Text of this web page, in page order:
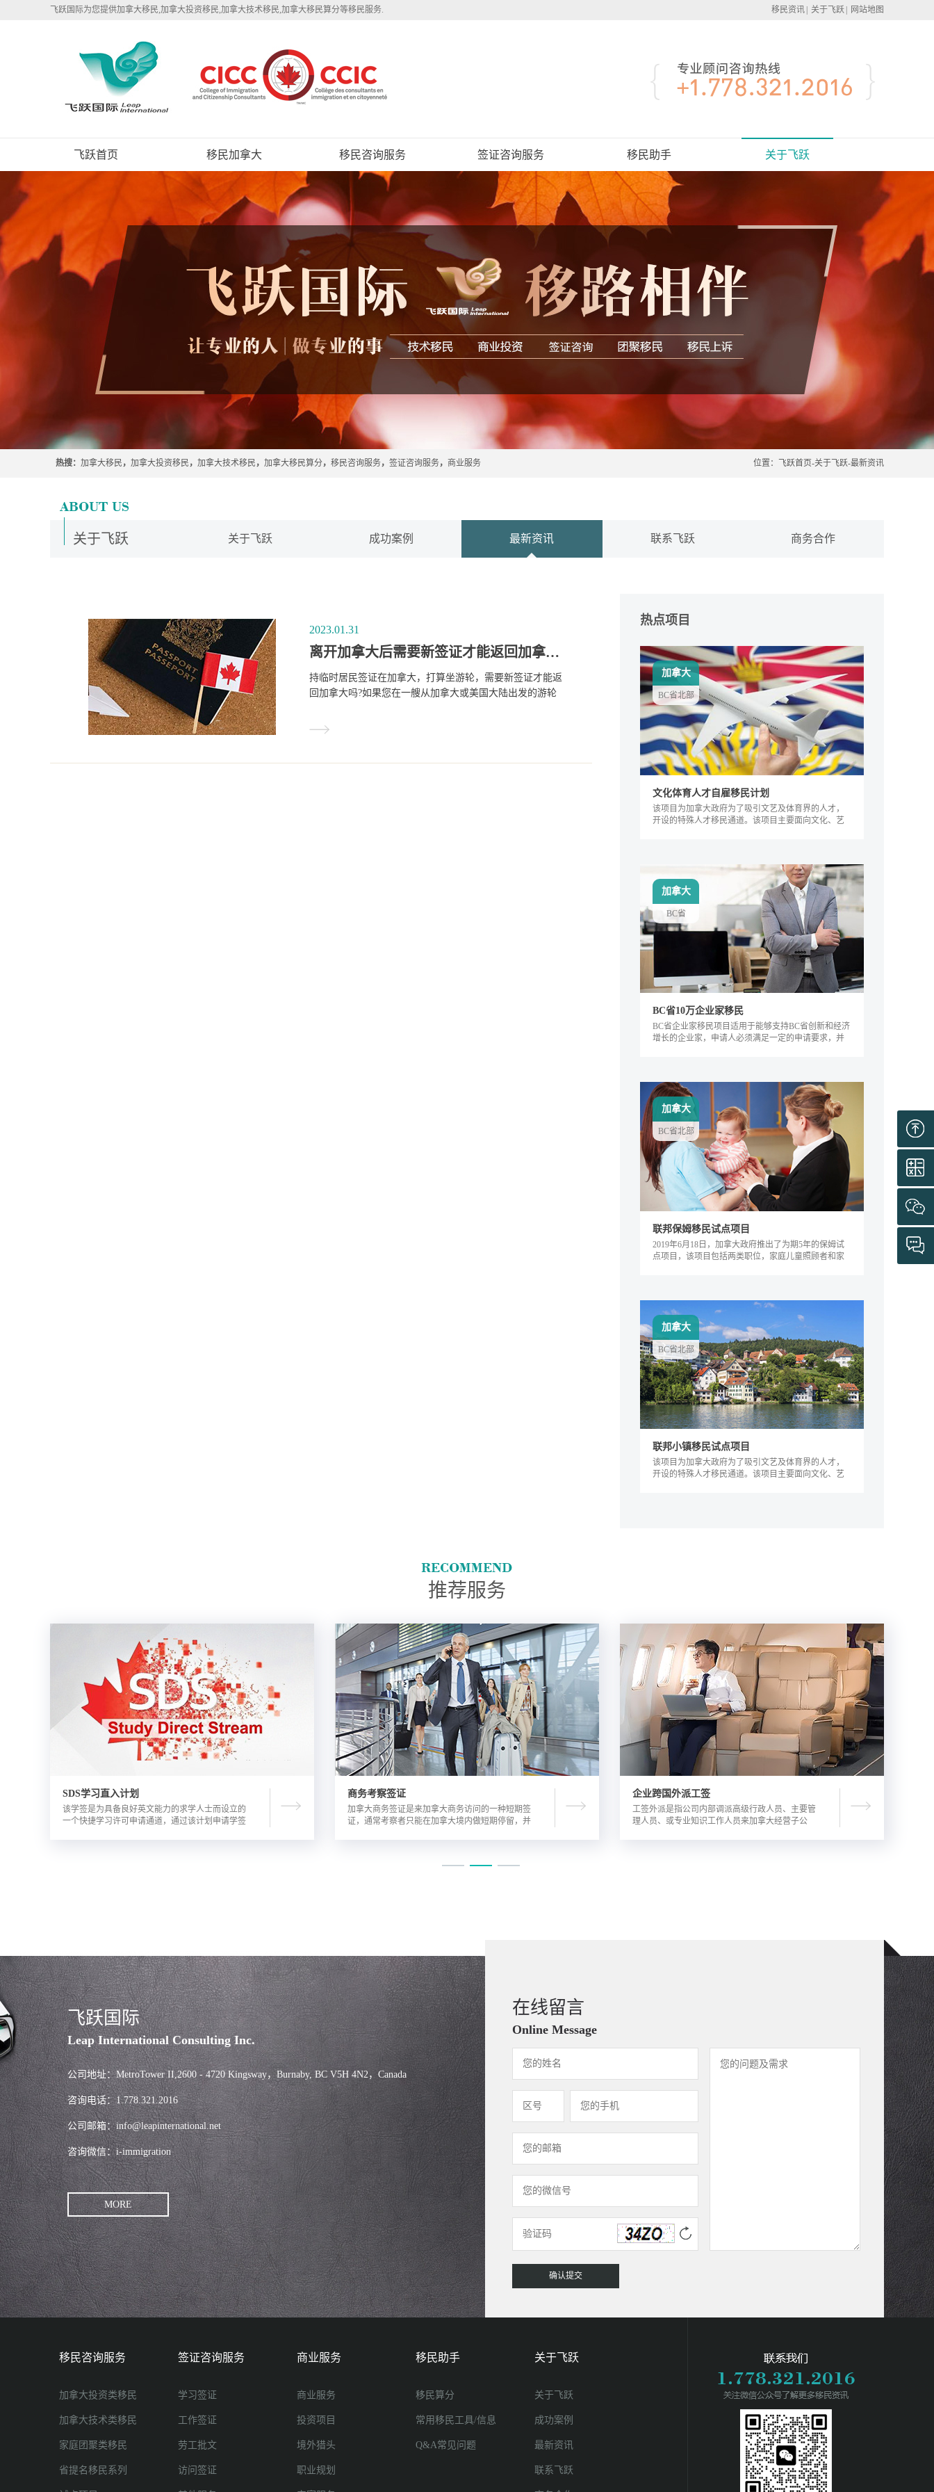
飞跃国际为您提供加拿大移民,加拿大投资移民,加拿大技术移民,加拿大移民算分等移民服务. 移民资讯 关于飞跃 网站地图
飞跃首页 移民加拿大 移民咨询服务 签证咨询服务 移民助手 关于飞跃
热搜： 加拿大移民 ， 加拿大投资移民 ， 加拿大技术移民 ， 加拿大移民算分， 移民咨询服务， 签证咨询服务， 商业服务 位置： 飞跃首页-关于飞跃-最新资讯
关于飞跃 关于飞跃 成功案例 最新资讯 联系飞跃 商务合作
2023.01.31
离开加拿大后需要新签证才能返回加拿大吗？？
持临时居民签证在加拿大，打算坐游轮，需要新签证才能返
回加拿大吗?如果您在一艘从加拿大或美国大陆出发的游轮
热点项目
文化体育人才自雇移民计划
该项目为加拿大政府为了吸引文艺及体育界的人才，
开设的特殊人才移民通道。该项目主要面向文化、艺
成为特殊类人才的热门移民项目。
加拿大
BC省北部
BC省10万企业家移民
BC省企业家移民项目适用于能够支持BC省创新和经济
增长的企业家，申请人必须满足一定的申请要求，并
加拿大
BC省
联邦保姆移民试点项目
2019年6月18日，加拿大政府推出了为期5年的保姆试
点项目，该项目包括两类职位，家庭儿童照顾者和家
加拿大
BC省北部
联邦小镇移民试点项目
该项目为加拿大政府为了吸引文艺及体育界的人才，
开设的特殊人才移民通道。该项目主要面向文化、艺
加拿大
BC省北部
推荐服务
SDS学习直入计划
该学签是为具备良好英文能力的求学人士而设立的
一个快捷学习许可申请通道，通过该计划申请学签
商务考察签证
加拿大商务签证是来加拿大商务访问的一种短期签
证，通常考察者只能在加拿大境内做短期停留，并
企业跨国外派工签
工签外派是指公司内部调派高级行政人员、主要管
理人员、或专业知识工作人员来加拿大经营子公
飞跃国际
Leap International Consulting Inc.
公司地址：MetroTower II,2600 - 4720 Kingsway，Burnaby, BC V5H 4N2，Canada
咨询电话：1.778.321.2016
公司邮箱：info@leapinternational.net
咨询微信：i-immigration
MORE
在线留言
Online Message
移民咨询服务
加拿大投资类移民
加拿大技术类移民
家庭团聚类移民
省提名移民系列
签证咨询服务
学习签证
工作签证
劳工批文
访问签证
商业服务
商业服务
投资项目
境外猎头
职业规划
移民助手
移民算分
常用移民工具/信息
Q&A常见问题
关于飞跃
关于飞跃
成功案例
最新资讯
联系飞跃